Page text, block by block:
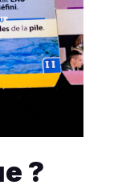
?